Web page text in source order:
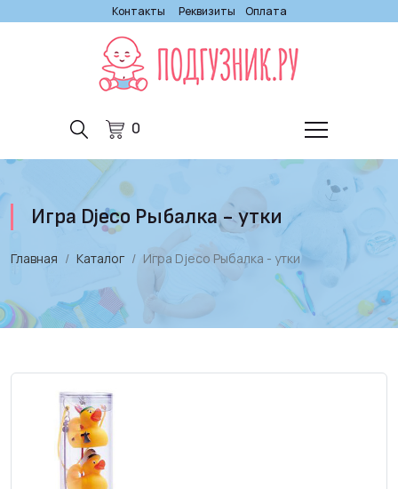
Контакты Реквизиты Оплата
0
Игра Djeco Рыбалка - утки
Главная Каталог Игра Djeco Рыбалка - утки